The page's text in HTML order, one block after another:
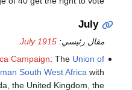
July
مقال رئيسي:July 1915
Campaign: The Union of
South West Africa with
the United Kingdom, the